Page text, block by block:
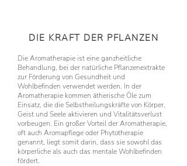
DIE KRAFT DER PFLANZEN​
Die Aromatherapie ist eine ganzheitliche
Behandlung, bei der natürliche Pflanzenextrakte
zur Förderung von Gesundheit und
Wohlbefinden verwendet werden. In der
Aromatherapie kommen ätherische Öle zum
Einsatz, die die Selbstheilungskräfte von Körper,
Geist und Seele aktivieren und Vitalitätsverlust
vorbeugen. Ein großer Vorteil der Aromatherapie,
oft auch Aromapflege oder Phytotherapie
genannt, liegt somit darin, dass sie sowohl das
körperliche als auch das mentale Wohlbefinden
fördert.